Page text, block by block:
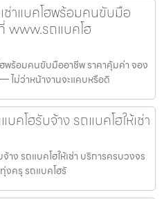
ช่าแบคโฮพร้อมคนขับมือ
www.รถแบคโฮ
พร้อมคนขับมืออาชีพ ราคาคุ้มค่า จอง
ไม่ว่าหน้างานจะแคบหรือดิ
คโฮรับจ้าง รถแบคโฮให้เช่า
าง รถแบคโฮให้เช่า บริการครบวงจร
งครุ รถแบคโฮรั